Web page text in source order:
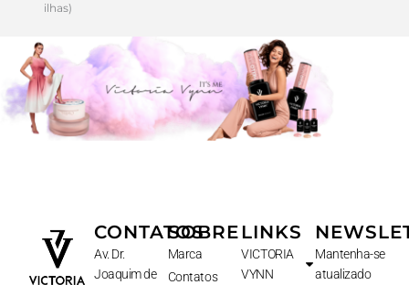
ilhas)
CONTATOS
Av. Dr.
Joaquim de
SOBRE
Marca
Contatos
LINKS
VICTORIA
VYNN
Mantenha-se
atualizado